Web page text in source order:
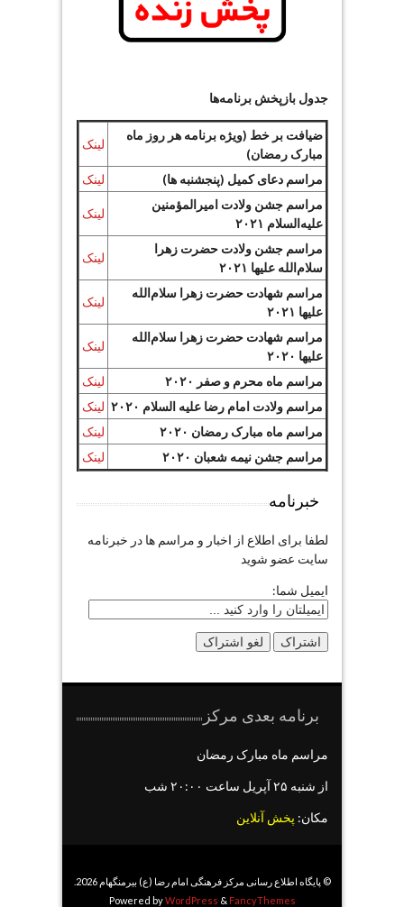
جدول بازپخش برنامه‌ها
ضیافت بر خط (ویژه برنامه هر روز ماه
مبارک رمضان)
لینک
مراسم دعای کمیل (پنجشنبه ها)
لینک
مراسم جشن ولادت امیرالمؤمنین
علیه‌السلام ۲۰۲۱
لینک
مراسم جشن ولادت حضرت زهرا
سلام‌الله علیها ۲۰۲۱
لینک
مراسم شهادت حضرت زهرا سلام‌الله
علیها ۲۰۲۱
لینک
مراسم شهادت حضرت زهرا سلام‌الله
علیها ۲۰۲۰
لینک
مراسم ماه محرم و صفر ۲۰۲۰
لینک
مراسم ولادت امام رضا علیه السلام ۲۰۲۰
لینک
مراسم ماه مبارک رمضان ۲۰۲۰
لینک
مراسم جشن نیمه شعبان ۲۰۲۰
لینک
خبرنامه
لطفا برای اطلاع از اخبار و مراسم ها در خبرنامه
سایت عضو شوید
ایمیل شما:
برنامه بعدی مرکز
مراسم ماه مبارک رمضان
از شنبه ۲۵ آپریل ساعت ۲۰:۰۰ شب
مکان: پخش آنلاین
Powered byWordPress & FancyThemes